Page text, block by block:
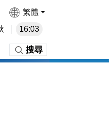
繁體
16:03
搜尋